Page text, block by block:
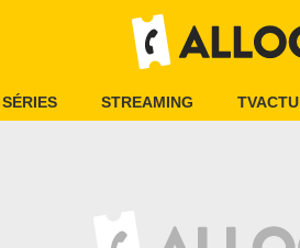
SÉRIES STREAMING TVACTU